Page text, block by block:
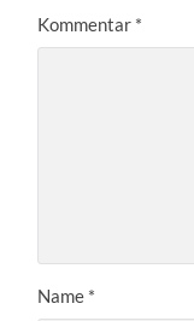
Kommentar *
Name *